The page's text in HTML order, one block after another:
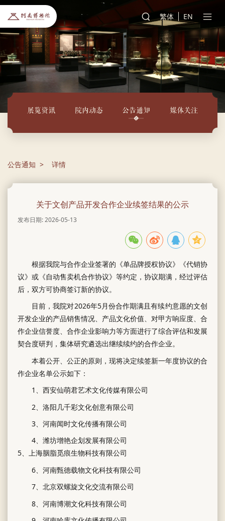
繁体 EN
展览资讯 院内动态 公告通知 媒体关注
公告通知 详情
关于文创产品开发合作企业续签结果的公示
发布日期: 2026-05-13
根据我院与合作企业签署的《单品牌授权协议》《代销协
议》或《自动售卖机合作协议》等约定，协议期满，经过评估
后，双方可协商签订新的协议。
目前，我院对2026年5月份合作期满且有续约意愿的文创
开发企业的产品销售情况、产品文化价值、对甲方响应度、合
作企业信誉度、合作企业影响力等方面进行了综合评估和发展
契合度研判，集体研究遴选出继续续约的合作企业。
本着公开、公正的原则，现将决定续签新一年度协议的合
作企业名单公示如下：
1、西安仙萌君艺术文化传媒有限公司
2、洛阳几千彩文化创意有限公司
3、河南闻时文化传播有限公司
4、潍坊增艳企划发展有限公司
5、上海胭脂觅痕生物科技有限公司
6、河南甄德载物文化科技有限公司
7、北京双螺旋文化交流有限公司
8、河南博潮文化科技有限公司